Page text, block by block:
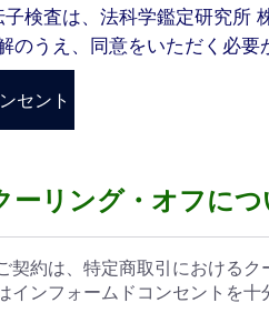
検査は、法科学鑑定研究所
のうえ、同意をいただく必要
セント
ーリング・オフに
約は、特定商取引における
インフォームドコンセントを